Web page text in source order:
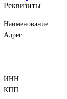
Реквизиты
Наименование:
Адрес:
ИНН:
КПП: